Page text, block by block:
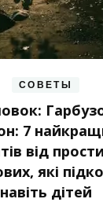
СОВЕТЫ
7
від
які
навіть дітей